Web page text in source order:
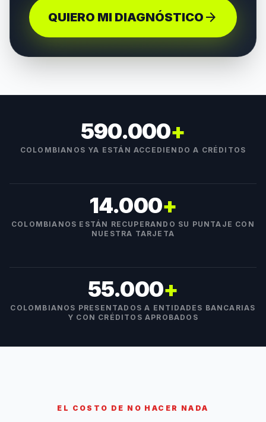
QUIERO MI DIAGNÓSTICO arrow_forward
590.000+
COLOMBIANOS YA ESTÁN ACCEDIENDO A CRÉDITOS
14.000+
COLOMBIANOS ESTÁN RECUPERANDO SU PUNTAJE CON
NUESTRA TARJETA
55.000+
COLOMBIANOS PRESENTADOS A ENTIDADES BANCARIAS
Y CON CRÉDITOS APROBADOS
EL COSTO DE NO HACER NADA